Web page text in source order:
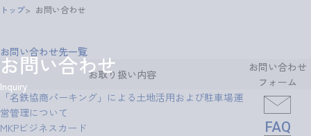
お問い合わせ
Inquiry
トップ お問い合わせ
お問い合わせ先一覧
お取り扱い内容
お問い合わせ
フォーム
「名鉄協商パーキング」による土地活用および駐車場運
営管理について
MKPビジネスカード
FAQ